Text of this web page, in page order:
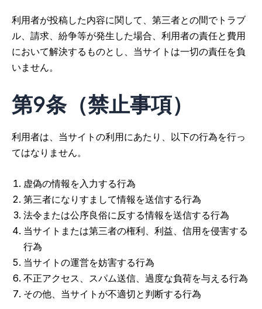
利用者が投稿した内容に関して、第三者との間でトラブ
ル、請求、紛争等が発生した場合、利用者の責任と費用
において解決するものとし、当サイトは一切の責任を負
いません。
第9条（禁止事項）
利用者は、当サイトの利用にあたり、以下の行為を行っ
てはなりません。
虚偽の情報を入力する行為
第三者になりすまして情報を送信する行為
法令または公序良俗に反する情報を送信する行為
当サイトまたは第三者の権利、利益、信用を侵害する
行為
当サイトの運営を妨害する行為
不正アクセス、スパム送信、過度な負荷を与える行為
その他、当サイトが不適切と判断する行為